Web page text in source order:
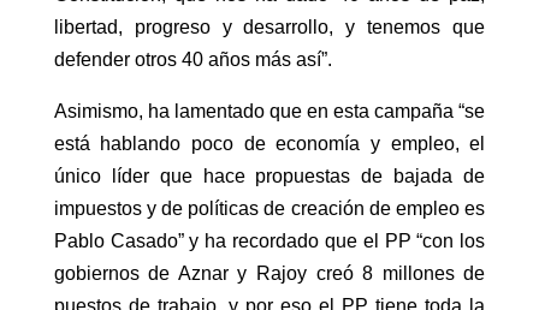
libertad, progreso y desarrollo, y tenemos que
defender otros 40 años más así”.
Asimismo, ha lamentado que en esta campaña “se
está hablando poco de economía y empleo, el
único líder que hace propuestas de bajada de
impuestos y de políticas de creación de empleo es
Pablo Casado” y ha recordado que el PP “con los
gobiernos de Aznar y Rajoy creó 8 millones de